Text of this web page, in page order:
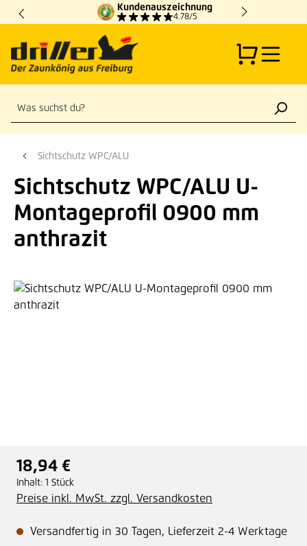
Zum Hauptinhalt springen
Kundenauszeichnung
4.78/5
Sichtschutz WPC/ALU
Sichtschutz WPC/ALU U-
Montageprofil 0900 mm
anthrazit
Bildergalerie überspringen
Regulärer Preis:
18,94 €
Inhalt: 1 Stück
Preise inkl. MwSt. zzgl. Versandkosten
Versandfertig in 30 Tagen, Lieferzeit 2-4 Werktage